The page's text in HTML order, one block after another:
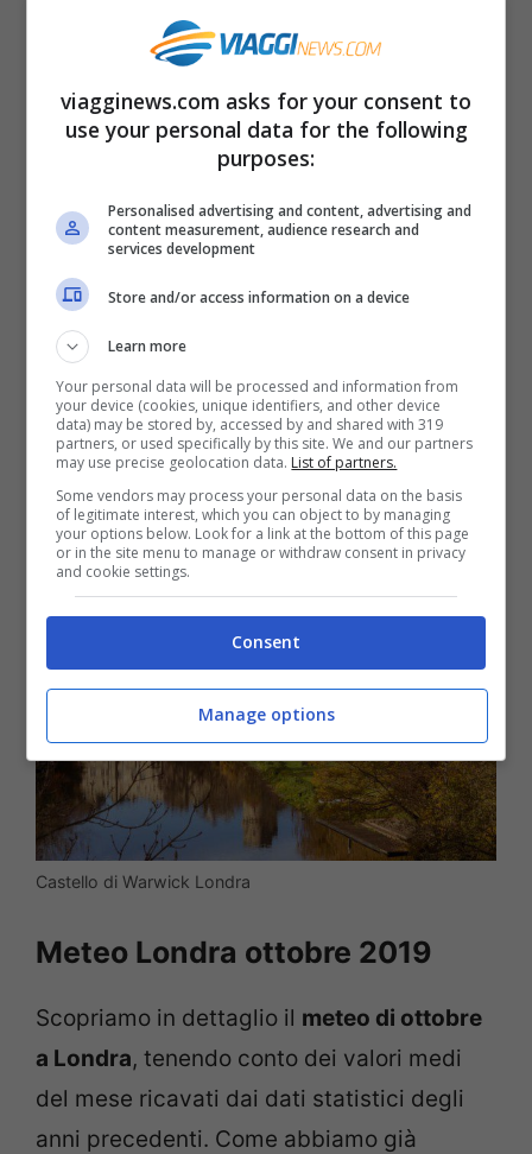
cambiamento più importante del meteo
avvienetra la fine di ottobre e l’inizio di
novembre, quando arriva l’autunno più
rigido, con il calo consistente delle
temperature, accompagnato
dall’accorciarsi delle giornate. Il freddo che
nella fase iniziale della stagione arrivava
alla sera è anticipato già dal pomeriggio. In
questa seconda fase dell’autunno è
consigliabile dunque coprirsi con abiti più
pesanti, quasi invernali, con sciarpe e
cappotti.
Castello di Warwick Londra
Meteo Londra ottobre 2019
Scopriamo in dettaglio il meteo di ottobre
a Londra, tenendo conto dei valori medi
del mese ricavati dai dati statistici degli
anni precedenti. Come abbiamo già
viagginews.com asks for your consent to
use your personal data for the following
purposes:
Personalised advertising and content, advertising and
content measurement, audience research and
services development
Store and/or access information on a device
Learn more
Your personal data will be processed and information from
your device (cookies, unique identifiers, and other device
data) may be stored by, accessed by and shared with 319
partners, or used specifically by this site. We and our partners
may use precise geolocation data. List of partners.
Some vendors may process your personal data on the basis
of legitimate interest, which you can object to by managing
your options below. Look for a link at the bottom of this page
or in the site menu to manage or withdraw consent in privacy
and cookie settings.
Consent
Manage options